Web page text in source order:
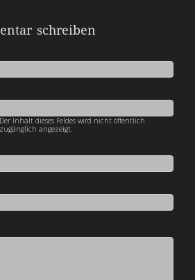
schreiben
Der Inhalt dieses Feldes wird nicht öffentlich
zugänglich angezeigt.